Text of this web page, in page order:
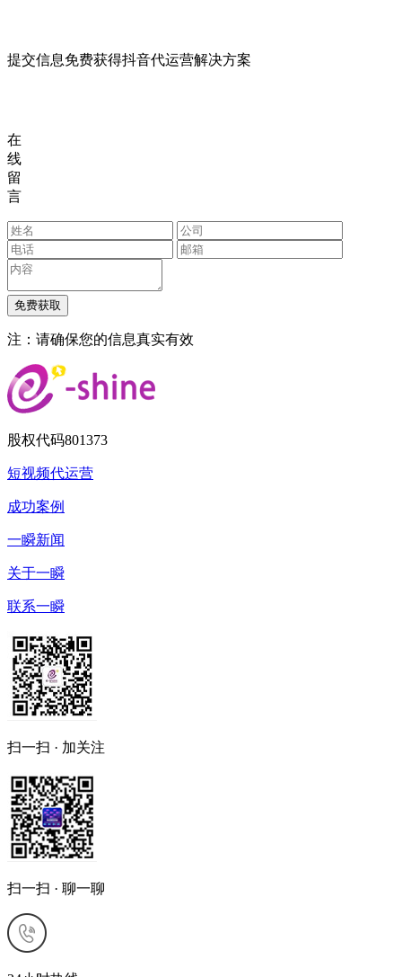
提交信息免费获得抖音代运营解决方案
在
线
留
言
注：请确保您的信息真实有效
股权代码801373
短视频代运营
成功案例
一瞬新闻
关于一瞬
联系一瞬
扫一扫 · 加关注
扫一扫 · 聊一聊